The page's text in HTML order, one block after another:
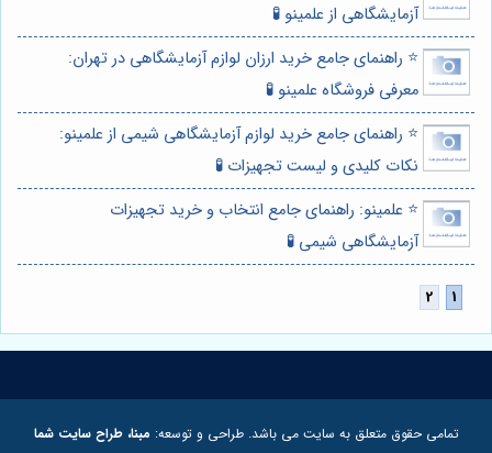
آزمایشگاهی از علمینو 🧪
⭐️ راهنمای جامع خرید ارزان لوازم آزمایشگاهی در تهران:
معرفی فروشگاه علمینو 🧪
⭐️ راهنمای جامع خرید لوازم آزمایشگاهی شیمی از علمینو:
نکات کلیدی و لیست تجهیزات 🧪
⭐️ علمینو: راهنمای جامع انتخاب و خرید تجهیزات
آزمایشگاهی شیمی 🧪
تمامی حقوق متعلق به سایت می باشد. طراحی و توسعه: مبنا، طراح سایت شما